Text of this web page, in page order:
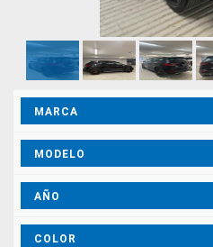
MARCA
MODELO
AÑO
COLOR